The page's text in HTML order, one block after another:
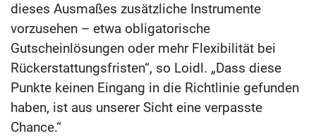
dieses Ausmaßes zusätzliche Instrumente
vorzusehen – etwa obligatorische
Gutscheinlösungen oder mehr Flexibilität bei
Rückerstattungsfristen“, so Loidl. „Dass diese
Punkte keinen Eingang in die Richtlinie gefunden
haben, ist aus unserer Sicht eine verpasste
Chance.“